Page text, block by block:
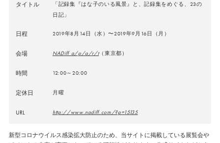
タイトル
「記録集『はな子のいる風景』と、記録集をめぐる、23の
日記」
日程 2019年8月14日（水）〜2019年9月16日（月）
会場 NADiff a/p/a/r/t（東京都）
時間 12:00～20:00
定休日 月曜
URL http://www.nadiff.com/?p=15135
新型コロナウイルス感染拡大防止のため、当サイトに掲載している展覧会や